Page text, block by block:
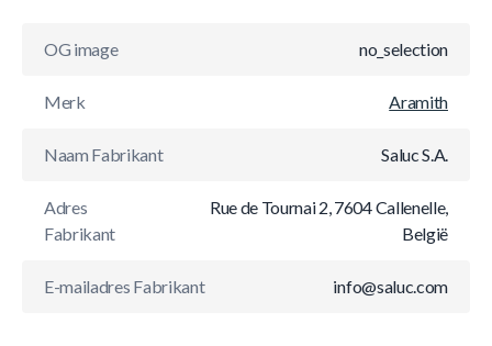
OG image no_selection
Merk Aramith
Naam Fabrikant Saluc S.A.
Adres
Fabrikant
Rue de Tournai 2, 7604 Callenelle,
België
E-mailadres Fabrikant info@saluc.com